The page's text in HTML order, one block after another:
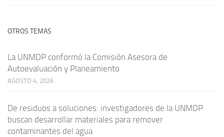
OTROS TEMAS
La UNMDP conformó la Comisión Asesora de
Autoevaluación y Planeamiento
AGOSTO 4, 2026
De residuos a soluciones: investigadores de la UNMDP
buscan desarrollar materiales para remover
contaminantes del agua